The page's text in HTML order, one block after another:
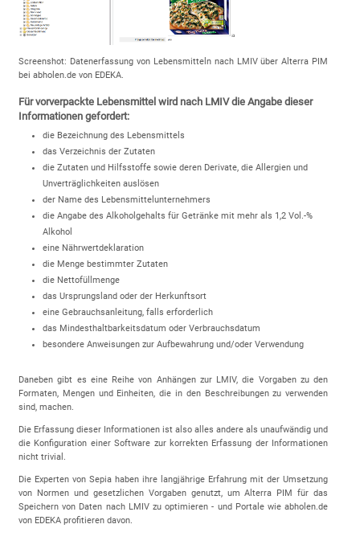
Screenshot: Datenerfassung von Lebensmitteln nach LMIV über Alterra PIM
bei abholen.de von EDEKA.
Für vorverpackte Lebensmittel wird nach LMIV die Angabe dieser
Informationen gefordert:
die Bezeichnung des Lebensmittels
das Verzeichnis der Zutaten
die Zutaten und Hilfsstoffe sowie deren Derivate, die Allergien und
Unverträglichkeiten auslösen
der Name des Lebensmittelunternehmers
die Angabe des Alkoholgehalts für Getränke mit mehr als 1,2 Vol.-%
Alkohol
eine Nährwertdeklaration
die Menge bestimmter Zutaten
die Nettofüllmenge
das Ursprungsland oder der Herkunftsort
eine Gebrauchsanleitung, falls erforderlich
das Mindesthaltbarkeitsdatum oder Verbrauchsdatum
besondere Anweisungen zur Aufbewahrung und/oder Verwendung
Daneben gibt es eine Reihe von Anhängen zur LMIV, die Vorgaben zu den
Formaten, Mengen und Einheiten, die in den Beschreibungen zu verwenden
sind, machen.
Die Erfassung dieser Informationen ist also alles andere als unaufwändig und
die Konfiguration einer Software zur korrekten Erfassung der Informationen
nicht trivial.
Die Experten von Sepia haben ihre langjährige Erfahrung mit der Umsetzung
von Normen und gesetzlichen Vorgaben genutzt, um Alterra PIM für das
Speichern von Daten nach LMIV zu optimieren - und Portale wie abholen.de
von EDEKA profitieren davon.